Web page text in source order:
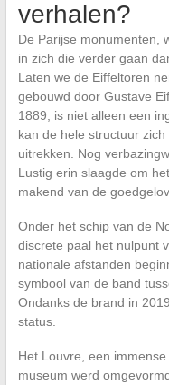
verhalen?
De Parijse monumenten,
in zich die verder gaan
Laten we de Eiffeltoren
gebouwd door Gustave
1889, is niet alleen een
kan de hele structuur
uitrekken. Nog
Lustig erin slaagde om
makend van de
Onder het schip van de
discrete paal het nulpunt
nationale afstanden
symbool van de band
Ondanks de brand in
status.
Het Louvre, een
museum werd